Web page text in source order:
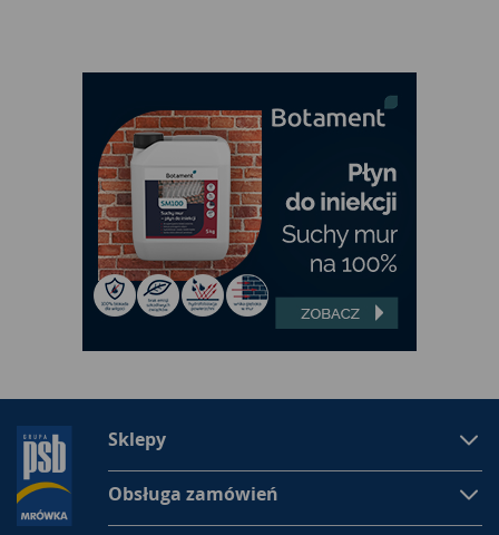
Sklepy
Obsługa zamówień